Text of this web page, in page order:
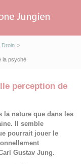
Droin >
la psyché
perception de
la nature que dans les
Il semble
pourrait jouer le
Gustav Jung.